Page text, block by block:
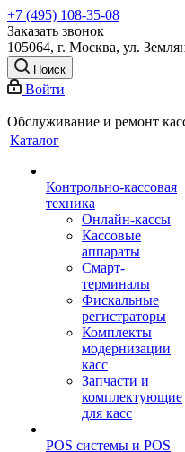
+7 (495) 108-35-08
Заказать звонок
105064, г. Москва, ул.
Поиск
Войти
Обслуживание и ремонт
Каталог
Контрольно-кассовая
техника
Онлайн-кассы
Кассовые
аппараты
Смарт-
терминалы
Фискальные
регистраторы
Комплекты
модернизации
касс
Запчасти и
комплектующие
для касс
POS системы и POS